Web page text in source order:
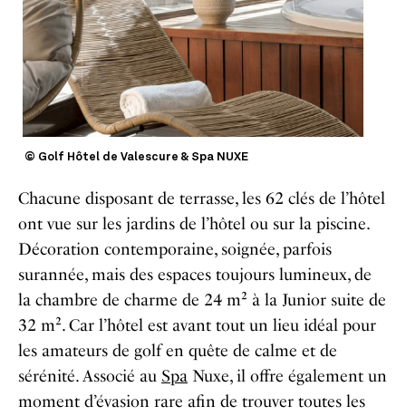
© Golf Hôtel de Valescure & Spa NUXE
Chacune disposant de terrasse, les 62 clés de l’hôtel
ont vue sur les jardins de l’hôtel ou sur la piscine.
Décoration contemporaine, soignée, parfois
surannée, mais des espaces toujours lumineux, de
la chambre de charme de 24 m² à la Junior suite de
32 m². Car l’hôtel est avant tout un lieu idéal pour
les amateurs de golf en quête de calme et de
sérénité. Associé au Spa Nuxe, il offre également un
moment d’évasion rare afin de trouver toutes les